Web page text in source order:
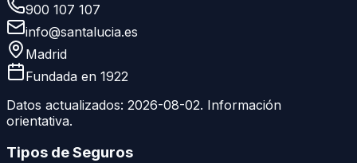
900 107 107
info@santalucia.es
Madrid
Fundada en 1922
Datos actualizados: 2026-08-02. Información
orientativa.
Tipos de Seguros